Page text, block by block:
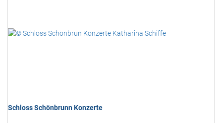
Schloss Schönbrunn Konzerte